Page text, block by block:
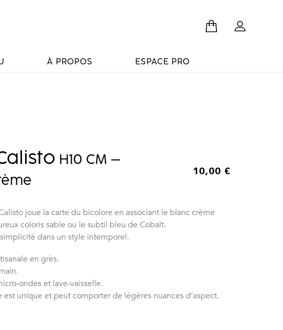
À PROPOS ESPACE PRO
H10 CM –
10,00 €
joue la carte du bicolore en associant le blanc crème
coloris sable ou le subtil bleu de Cobalt.
dans un style intemporel.
en grès.
ondes et lave-vaisselle.
est unique et peut comporter de légères nuances d’aspect.